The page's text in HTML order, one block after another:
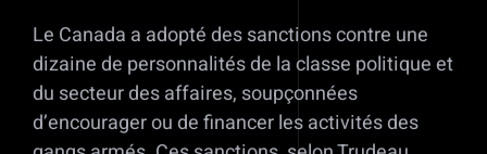
Le Canada a adopté des sanctions contre une
dizaine de personnalités de la classe politique et
du secteur des affaires, soupçonnées
d’encourager ou de financer les activités des